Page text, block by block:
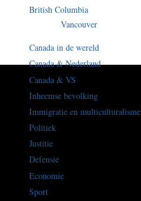
British Columbia
Vancouver
Canada in de wereld
Canada & Nederland
Canada & VS
Inheemse bevolking
Immigratie en multiculturalisme
Politiek
Justitie
Defensie
Economie
Sport